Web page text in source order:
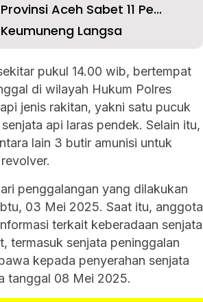
Aceh Sabet 11 Pe...
Langsa
pukul 14.00 wib, bertempat
di wilayah Hukum Polres
jenis rakitan, yakni satu pucuk
api laras pendek. Selain itu,
lain 3 butir amunisi untuk
penggalangan yang dilakukan
03 Mei 2025. Saat itu, anggota
terkait keberadaan senjata
termasuk senjata peninggalan
kepada penyerahan senjata
tanggal 08 Mei 2025.